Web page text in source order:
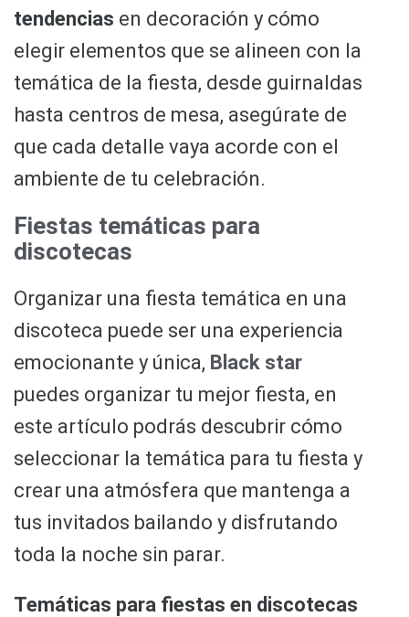
tendencias en decoración y cómo
elegir elementos que se alineen con la
temática de la fiesta, desde guirnaldas
hasta centros de mesa, asegúrate de
que cada detalle vaya acorde con el
ambiente de tu celebración.
Fiestas temáticas para
discotecas
Organizar una fiesta temática en una
discoteca puede ser una experiencia
emocionante y única, Black star
puedes organizar tu mejor fiesta, en
este artículo podrás descubrir cómo
seleccionar la temática para tu fiesta y
crear una atmósfera que mantenga a
tus invitados bailando y disfrutando
toda la noche sin parar.
Temáticas para fiestas en discotecas